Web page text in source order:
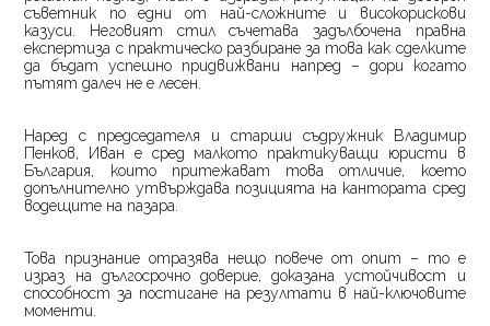
съветник по едни от най-сложните и високорискови
казуси. Неговият стил съчетава задълбочена правна
експертиза с практическо разбиране за това как сделките
да бъдат успешно придвижвани напред – дори когато
пътят далеч не е лесен.
Наред с председателя и старши съдружник Владимир
Пенков, Иван е сред малкото практикуващи юристи в
България, които притежават това отличие, което
допълнително утвърждава позицията на кантората сред
водещите на пазара.
Това признание отразява нещо повече от опит – то е
израз на дългосрочно доверие, доказана устойчивост и
способност за постигане на резултати в най-ключовите
моменти.